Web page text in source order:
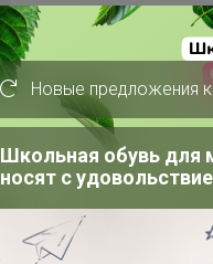
Ценовые каникул на
Новые предложения
Школьная обувь для
носят с